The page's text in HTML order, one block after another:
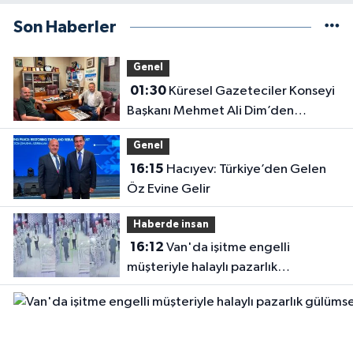
Son Haberler
Genel
01:30Küresel Gazeteciler Konseyi
Başkanı Mehmet Ali Dim’den
Gazetemize Ziyaret
Genel
16:15
Öz Evine Gelir
Haberde insan
16:12
müşteriyle halaylı pazarlık
gülümsetti